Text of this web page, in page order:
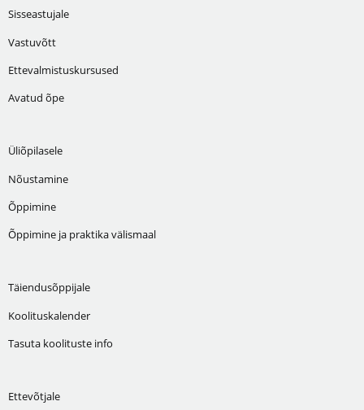
Sisseastujale
Vastuvõtt
Ettevalmistuskursused
Avatud õpe
Üliõpilasele
Nõustamine
Õppimine
Õppimine ja praktika välismaal
Täiendusõppijale
Koolituskalender
Tasuta koolituste info
Ettevõtjale